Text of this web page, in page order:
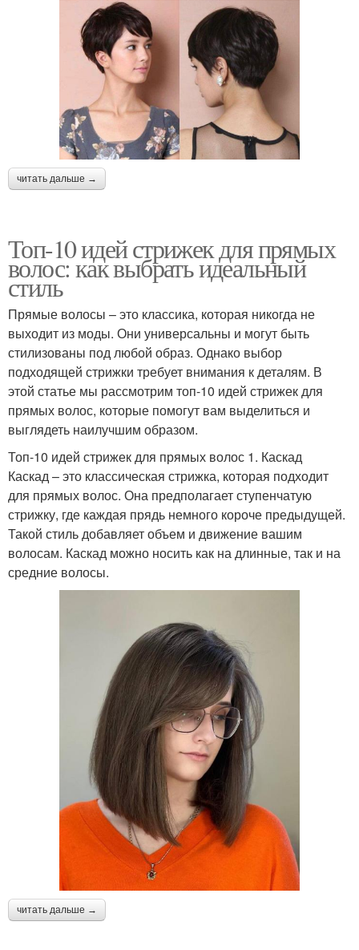
читать дальше →
Топ-10 идей стрижек для прямых
волос: как выбрать идеальный
стиль
Прямые волосы – это классика, которая никогда не
выходит из моды. Они универсальны и могут быть
стилизованы под любой образ. Однако выбор
подходящей стрижки требует внимания к деталям. В
этой статье мы рассмотрим топ-10 идей стрижек для
прямых волос, которые помогут вам выделиться и
выглядеть наилучшим образом.
Топ-10 идей стрижек для прямых волос 1. Каскад
Каскад – это классическая стрижка, которая подходит
для прямых волос. Она предполагает ступенчатую
стрижку, где каждая прядь немного короче предыдущей.
Такой стиль добавляет объем и движение вашим
волосам. Каскад можно носить как на длинные, так и на
средние волосы.
читать дальше →